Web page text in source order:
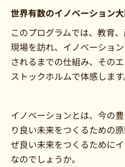
世界有数のイノベーション大
このプログラムでは、教育
現場を訪れ、イノベーショ
されるまでの仕組み、その
ストックホルムで体感します
イノベーションとは、今の
り良い未来をつくるための
ぜ良い未来をつくるために
なのでしょうか。